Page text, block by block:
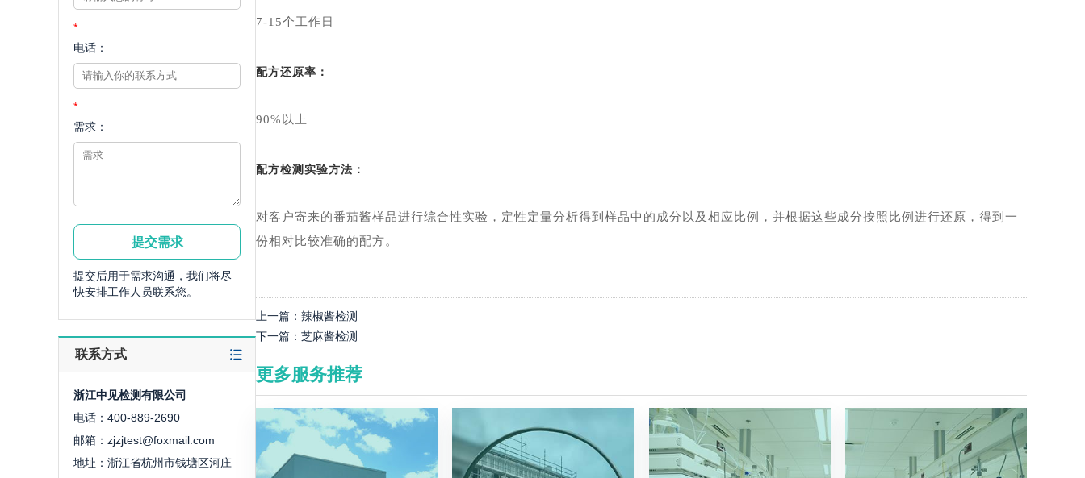
*
电话：
*
需求：
提交后用于需求沟通，我们将尽
快安排工作人员联系您。
联系方式
浙江中见检测有限公司
电话：400-889-2690
邮箱：zjzjtest@foxmail.com
地址：浙江省杭州市钱塘区河庄
7-15个工作日
配方还原率：
90%以上
配方检测实验方法：
对客户寄来的番茄酱样品进行综合性实验，定性定量分析得到样品中的成分以及相应比例，并根据这些成分按照比例进行还原，得到一
份相对比较准确的配方。
上一篇： 辣椒酱检测
下一篇： 芝麻酱检测
更多服务推荐